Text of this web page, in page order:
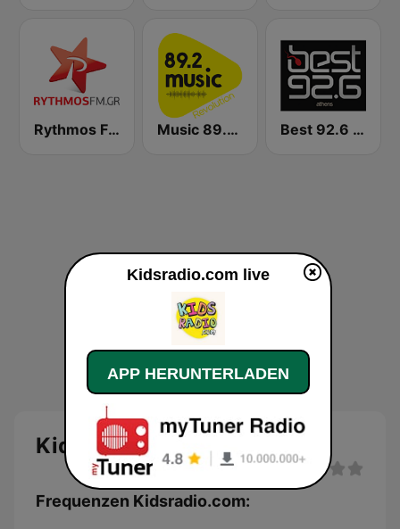
Rythmos FM - Ρυθμος 94.9 Music 89.2 FM Best 92.6 FM
Kidsradio.com
Frequenzen Kidsradio.com:
Kidsradio.com live
APP HERUNTERLADEN